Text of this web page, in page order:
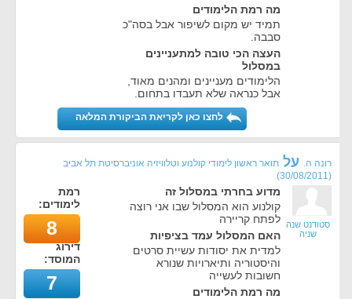
מה רמת הלימודים
תמיד יש מקום לשיפור אבל בסה"כ
סבבה.
העצה הכי טובה למתעניינים
במסלול
הלימודים מעניינים ומהנים מאוד,
אבל כנראה שלא תעבדו בתחום.
לחצו כאן לקריאת הביקורת המלאה
רונה ה. על תואר ראשון לימודי קולנוע וטלוויזיה אוניברסיטת תל אביב
(
30/08/2011
)
סטודנט שנה
שניה
מדוע בחרתי במסלול זה
קולנוע הוא המסלול שבו אני רוצה
לפתח קריירה
האם המסלול עמד בציפיות
למדית את יסודות עשיית סרטים
והיסטוריה ותיארויות שנורא
חשובות לעשייה
מה רמת הלימודים
רמת
לימודים:
8
דירוג
המוסד:
7